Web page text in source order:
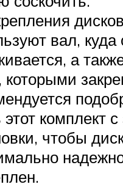
вал, куда
а
которыми
этот комплект
чтобы